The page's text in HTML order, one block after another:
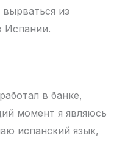
из
Испании.
в банке,
момент я являюсь
испанский язык,